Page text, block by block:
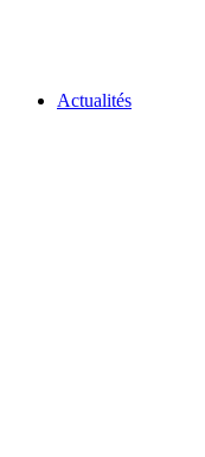
Actualités